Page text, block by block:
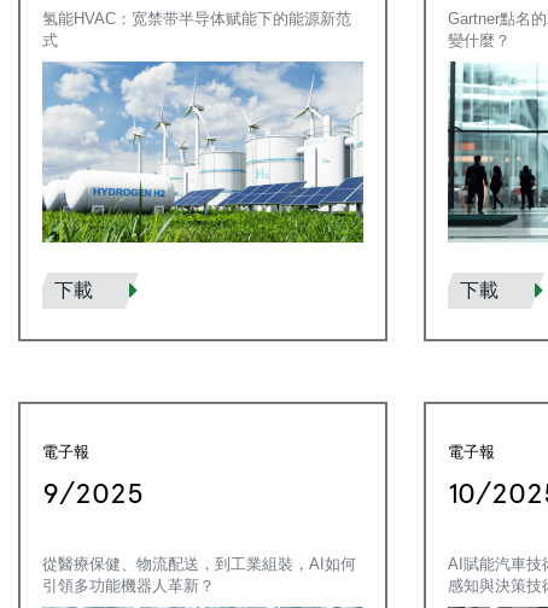
氢能HVAC：宽禁带半导体赋能下的能源新范
式
下載
電子報
9/2025
從醫療保健、物流配送，到工業組裝，AI如何
引領多功能機器人革新？
Gartner點名
變什麼？
下載
電子報
10/
AI賦能汽車技
感知與決策技